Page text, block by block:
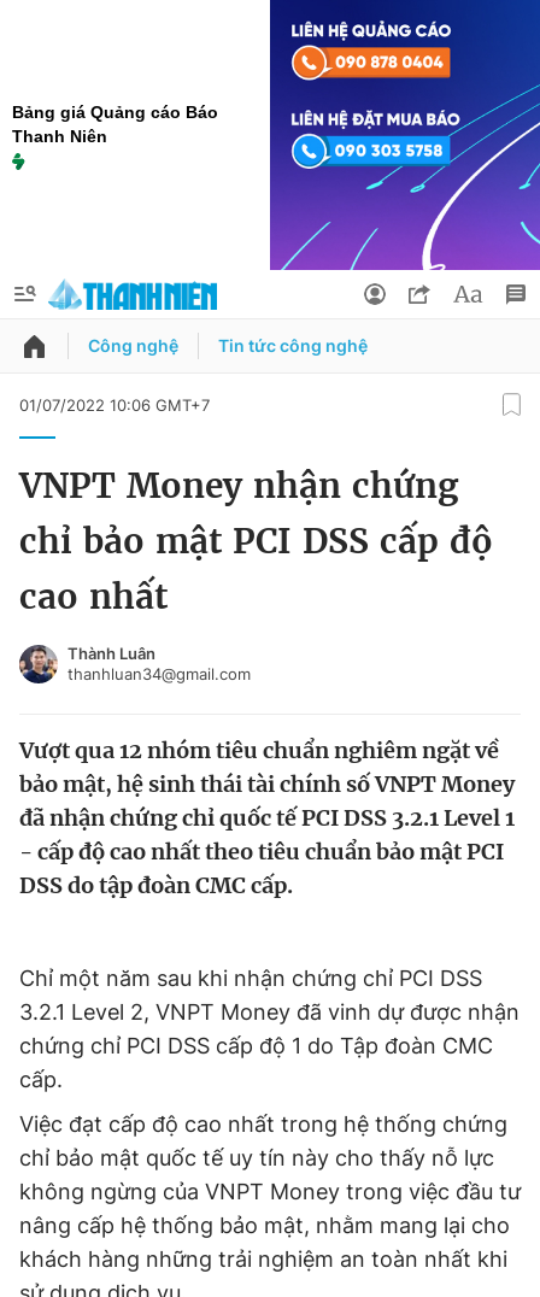
Bảng giá Quảng cáo Báo
Thanh Niên
QUẢNG CÁO ĐẶT BÁO
Chuyên mục khác
Video Magazine
Sản phẩm khác
Thông tin tòa soạn Liên hệ quảng cáo
Đọc Thanh Niên trên điện thoại
Đổi mật khẩu
Tin đã lưu
Tin đã xem
Đăng xuất
Công nghệ Tin tức công nghệ
01/07/2022 10:06 GMT+7
VNPT Money nhận chứng
chỉ bảo mật PCI DSS cấp độ
cao nhất
Thành Luân
thanhluan34@gmail.com
Vượt qua 12 nhóm tiêu chuẩn nghiêm ngặt về
bảo mật, hệ sinh thái tài chính số VNPT Money
đã nhận chứng chỉ quốc tế PCI DSS 3.2.1 Level 1
- cấp độ cao nhất theo tiêu chuẩn bảo mật PCI
DSS do tập đoàn CMC cấp.
Chỉ một năm sau khi nhận chứng chỉ PCI DSS
3.2.1 Level 2, VNPT Money đã vinh dự được nhận
chứng chỉ PCI DSS cấp độ 1 do Tập đoàn CMC
cấp.
Việc đạt cấp độ cao nhất trong hệ thống chứng
chỉ bảo mật quốc tế uy tín này cho thấy nỗ lực
không ngừng của VNPT Money trong việc đầu tư
nâng cấp hệ thống bảo mật, nhằm mang lại cho
khách hàng những trải nghiệm an toàn nhất khi